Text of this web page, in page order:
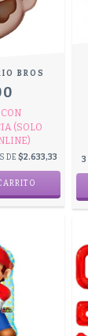
BROS
CON
(SOLO
DE $2.633,33 3